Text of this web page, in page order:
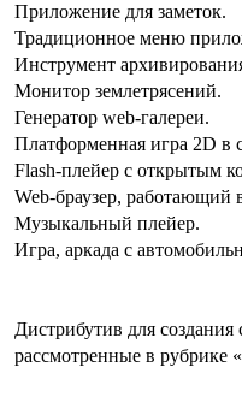
Приложение для заметок.
Традиционное меню
Инструмент
Монитор землетрясений.
Генератор web-галереи.
Платформенная игра 2D в
Flash-плейер с открытым
Web-браузер, работающий
Музыкальный плейер.
Игра, аркада с
Дистрибутив для
рассмотренные в рубрике